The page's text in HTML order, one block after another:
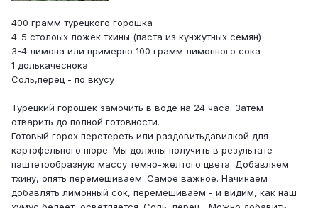
400 грамм турецкого горошка
4-5 столоых ложек тхины (паста из кунжутных семян)
3-4 лимона или примерно 100 грамм лимонного сока
1 долькачеснока
Соль,перец - по вкусу
Турецкий горошек замочить в воде на 24 часа. Затем
отварить до полной готовности.
Готовый горох перетереть или раздовитьдавилкой для
картофельного пюре. Мы должны получить в результате
паштетообразную массу темно-желтого цвета. Добавляем
тхину, опять перемешиваем. Самое важное. Начинаем
добавлять лимонный сок, перемешиваем - и видим, как наш